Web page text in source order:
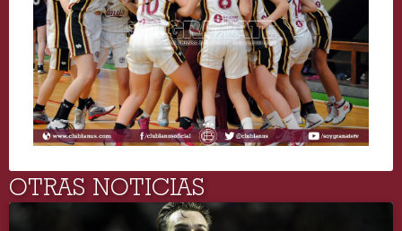
OTRAS NOTICIAS